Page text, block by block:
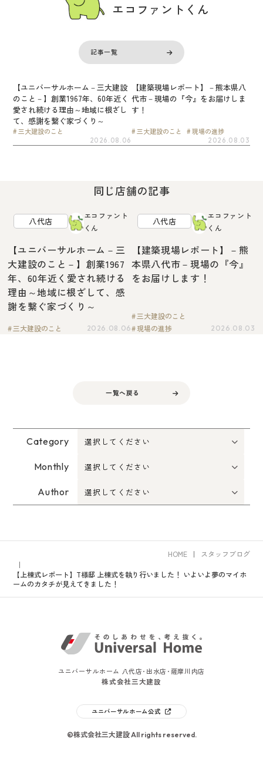
エコファントくん
記事一覧
【ユニバーサルホーム－三大建設
のこと－】創業1967年、60年近く
愛され続ける理由～地域に根ざし
て、感謝を繋ぐ家づくり～
三大建設のこと
2026.08.06
【建築現場レポート】－熊本県八
代市－現場の『今』をお届けしま
す！
三大建設のこと 現場の進捗
2026.08.03
同じ店舗の記事
八代店
エコファント
くん
【ユニバーサルホーム－三
大建設のこと－】創業1967
年、60年近く愛され続ける
理由～地域に根ざして、感
謝を繋ぐ家づくり～
三大建設のこと 2026.08.06
八代店
エコファント
くん
【建築現場レポート】－熊
本県八代市－現場の『今』
をお届けします！
三大建設のこと
現場の進捗
2026.08.03
一覧へ戻る
Category
Monthly
Author
HOME スタッフブログ
【上棟式レポート】T様邸 上棟式を執り行いました！ いよいよ夢のマイホ
ームのカタチが見えてきました！
ユニバーサルホーム 八代店･出水店･薩摩川内店
株式会社三大建設
ユニバーサルホーム公式
©株式会社三大建設 All rights reserved.